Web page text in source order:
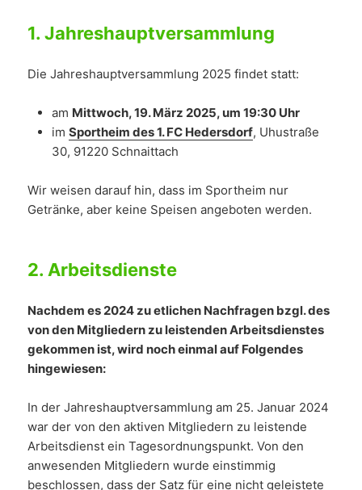
1.Jahreshauptversammlung
Die Jahreshauptversammlung 2025 findet statt:
am Mittwoch, 19. März 2025, um 19:30 Uhr
imSportheim des 1. FC Hedersdorf, Uhustraße
30, 91220 Schnaittach
Wir weisen darauf hin, dass im Sportheim nur
Getränke, aber keine Speisen angeboten werden.
2.Arbeitsdienste
Nachdem es 2024 zu etlichen Nachfragen bzgl. des
von den Mitgliedern zu leistenden Arbeitsdienstes
gekommen ist, wird noch einmal auf Folgendes
hingewiesen:
In der Jahreshauptversammlung am 25. Januar 2024
war der von den aktiven Mitgliedern zu leistende
Arbeitsdienst ein Tagesordnungspunkt. Von den
anwesenden Mitgliedern wurde einstimmig
beschlossen, dass der Satz für eine nicht geleistete